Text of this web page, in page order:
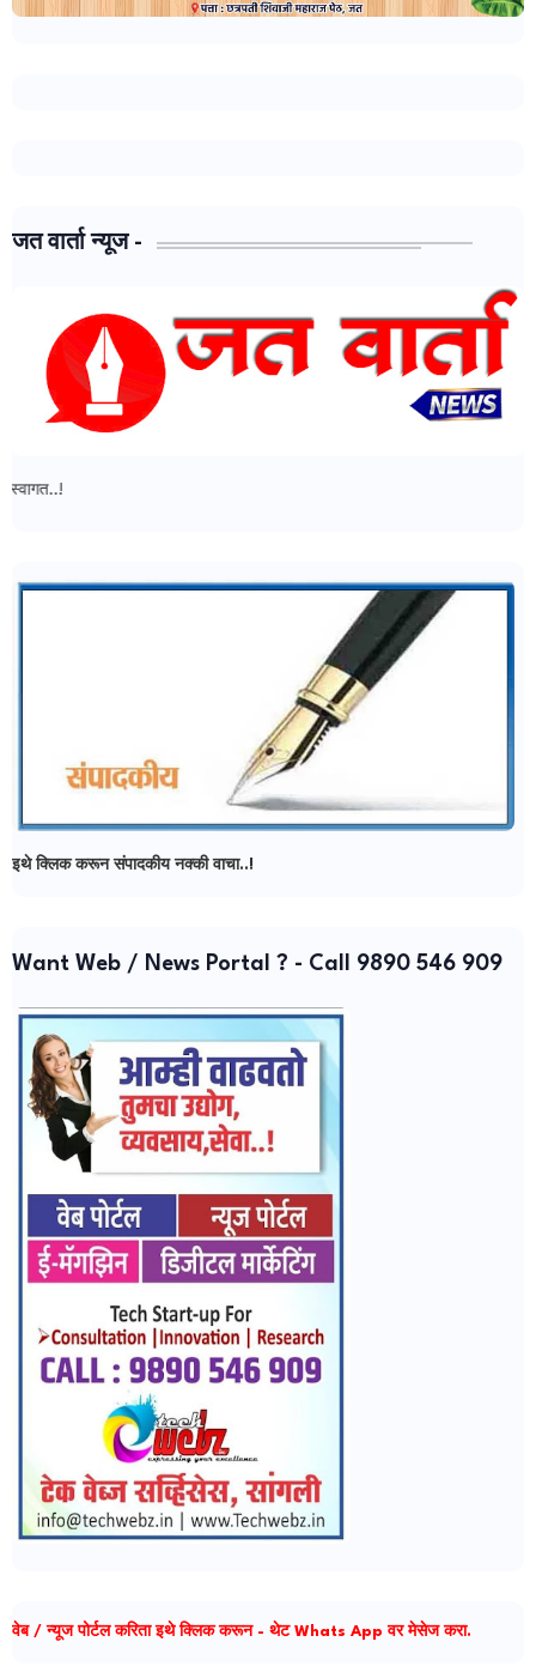
जत वार्ता न्यूज -
इथे क्लिक करून संपादकीय नक्की वाचा..!
Want Web / News Portal ? - Call 9890 546 909
वेब / न्यूज पोर्टल करिता इथे क्लिक करून - थेट Whats App वर मेसेज करा.